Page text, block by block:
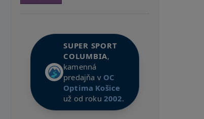
SUPER SPORT
COLUMBIA,
kamenná
predajňa v OC
Optima Košice
už od roku 2002.